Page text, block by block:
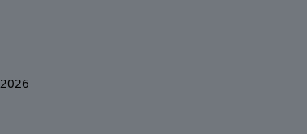
2026